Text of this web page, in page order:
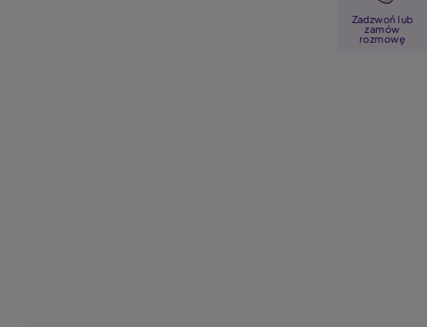
Zadzwoń lub
zamów
rozmowę